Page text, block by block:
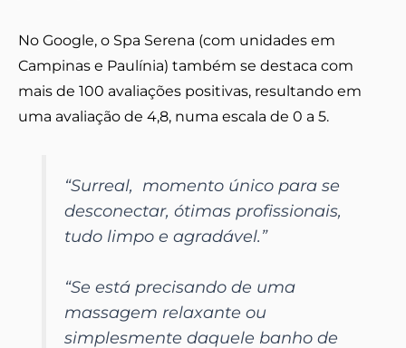
No Google, o Spa Serena (com unidades em
Campinas e Paulínia) também se destaca com
mais de 100 avaliações positivas, resultando em
uma avaliação de 4,8, numa escala de 0 a 5.
“Surreal, momento único para se
desconectar, ótimas profissionais,
tudo limpo e agradável.”
“Se está precisando de uma
massagem relaxante ou
simplesmente daquele banho de